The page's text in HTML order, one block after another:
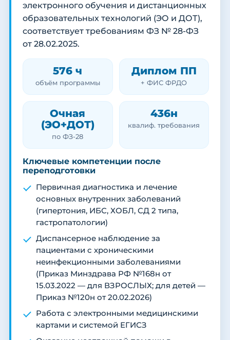
электронного обучения и дистанционных
образовательных технологий (ЭО и ДОТ),
соответствует требованиям ФЗ № 28-ФЗ
от 28.02.2025.
576 ч
объём программы
Диплом ПП
+ ФИС ФРДО
Очная
(ЭО+ДОТ)
по ФЗ-28
436н
квалиф. требования
Ключевые компетенции после
переподготовки
Первичная диагностика и лечение
основных внутренних заболеваний
(гипертония, ИБС, ХОБЛ, СД 2 типа,
гастропатологии)
Диспансерное наблюдение за
пациентами с хроническими
неинфекционными заболеваниями
(Приказ Минздрава РФ №168н от
15.03.2022 — для ВЗРОСЛЫХ; для детей —
Приказ №120н от 20.02.2026)
Работа с электронными медицинскими
картами и системой ЕГИСЗ